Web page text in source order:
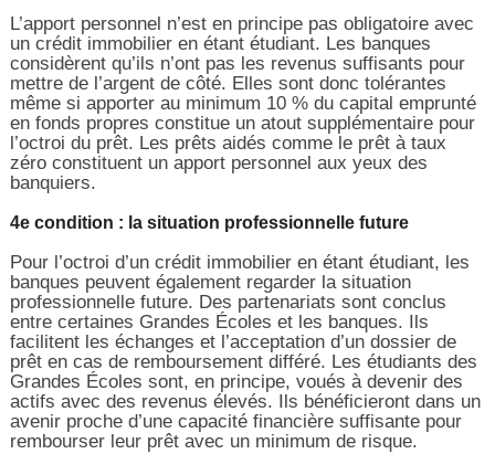
L’apport personnel n’est en principe pas obligatoire avec
un crédit immobilier en étant étudiant. Les banques
considèrent qu’ils n’ont pas les revenus suffisants pour
mettre de l’argent de côté. Elles sont donc tolérantes
même si apporter au minimum 10 % du capital emprunté
en fonds propres constitue un atout supplémentaire pour
l’octroi du prêt. Les prêts aidés comme le prêt à taux
zéro constituent un apport personnel aux yeux des
banquiers.
4e condition : la situation professionnelle future
Pour l’octroi d’un crédit immobilier en étant étudiant, les
banques peuvent également regarder la situation
professionnelle future. Des partenariats sont conclus
entre certaines Grandes Écoles et les banques. Ils
facilitent les échanges et l’acceptation d’un dossier de
prêt en cas de remboursement différé. Les étudiants des
Grandes Écoles sont, en principe, voués à devenir des
actifs avec des revenus élevés. Ils bénéficieront dans un
avenir proche d’une capacité financière suffisante pour
rembourser leur prêt avec un minimum de risque.